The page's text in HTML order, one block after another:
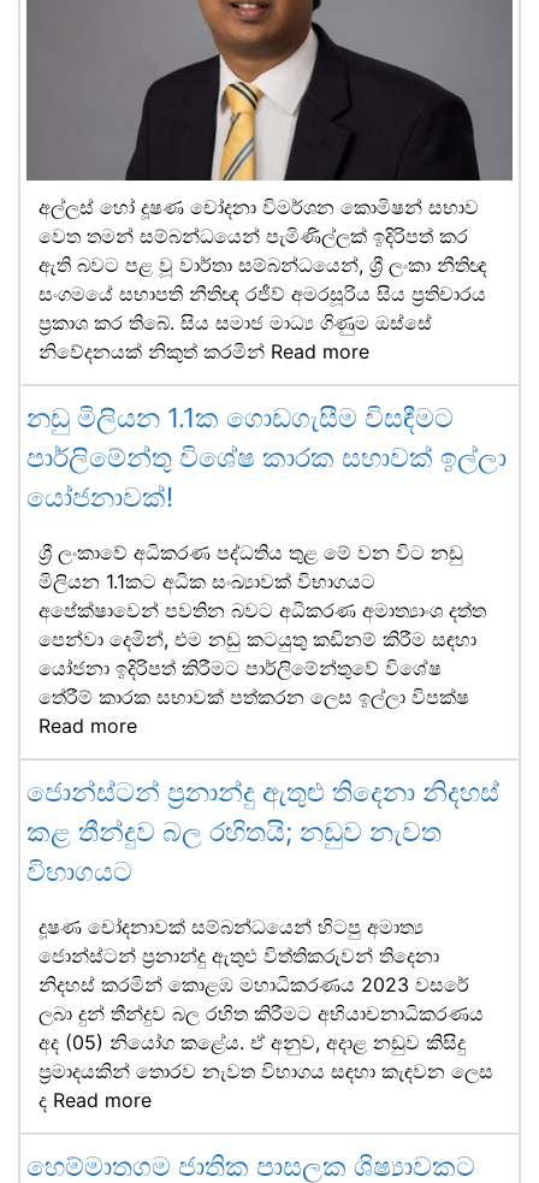
අල්ලස් හෝ දූෂණ චෝදනා විමර්ශන කොමිෂන් සභාව
වෙත තමන් සම්බන්ධයෙන් පැමිණිල්ලක් ඉදිරිපත් කර
ඇති බවට පළ වූ වාර්තා සම්බන්ධයෙන්, ශ්‍රී ලංකා නීතිඥ
සංගමයේ සභාපති නීතිඥ රජීව් අමරසූරිය සිය ප්‍රතිචාරය
ප්‍රකාශ කර තිබේ. සිය සමාජ මාධ්‍ය ගිණුම ඔස්සේ
නිවේදනයක් නිකුත් කරමින් Read more
නඩු මිලියන 1.1ක ගොඩගැසීම විසඳීමට
පාර්ලිමේන්තු විශේෂ කාරක සභාවක් ඉල්ලා
යෝජනාවක්!
ශ්‍රී ලංකාවේ අධිකරණ පද්ධතිය තුළ මේ වන විට නඩු
මිලියන 1.1කට අධික සංඛ්‍යාවක් විභාගයට
අපේක්ෂාවෙන් පවතින බවට අධිකරණ අමාත්‍යාංශ දත්ත
පෙන්වා දෙමින්, එම නඩු කටයුතු කඩිනම් කිරීම සඳහා
යෝජනා ඉදිරිපත් කිරීමට පාර්ලිමේන්තුවේ විශේෂ
තේරීම් කාරක සභාවක් පත්කරන ලෙස ඉල්ලා විපක්ෂ
Read more
ජොන්ස්ටන් ප්‍රනාන්දු ඇතුළු තිදෙනා නිදහස්
කළ තීන්දුව බල රහිතයි; නඩුව නැවත
විභාගයට
දූෂණ චෝදනාවක් සම්බන්ධයෙන් හිටපු අමාත්‍ය
ජොන්ස්ටන් ප්‍රනාන්දු ඇතුළු විත්තිකරුවන් තිදෙනා
නිදහස් කරමින් කොළඹ මහාධිකරණය 2023 වසරේ
ලබා දුන් තීන්දුව බල රහිත කිරීමට අභියාචනාධිකරණය
අද (05) නියෝග කළේය. ඒ අනුව, අදාළ නඩුව කිසිදු
ප්‍රමාදයකින් තොරව නැවත විභාගය සඳහා කැඳවන ලෙස
ද Read more
හෙම්මාතගම ජාතික පාසලක ශිෂ්‍යාවකට